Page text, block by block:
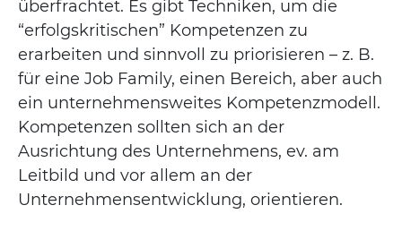
überfrachtet. Es gibt Techniken, um die
“erfolgskritischen” Kompetenzen zu
erarbeiten und sinnvoll zu priorisieren – z. B.
für eine Job Family, einen Bereich, aber auch
ein unternehmensweites Kompetenzmodell.
Kompetenzen sollten sich an der
Ausrichtung des Unternehmens, ev. am
Leitbild und vor allem an der
Unternehmensentwicklung, orientieren.